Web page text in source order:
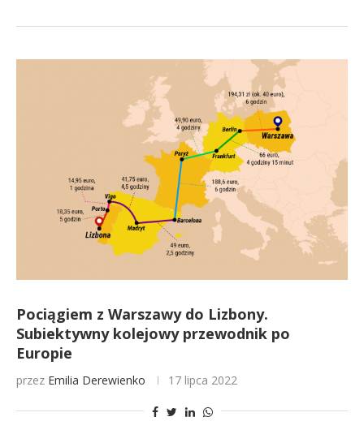
Pociągiem z Warszawy do Lizbony.
Subiektywny kolejowy przewodnik po
Europie
przez Emilia Derewienko 17 lipca 2022